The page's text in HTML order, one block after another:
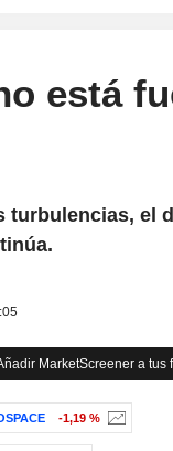
está
turbulencias, el
MarketScreener a tus
-1,19 %